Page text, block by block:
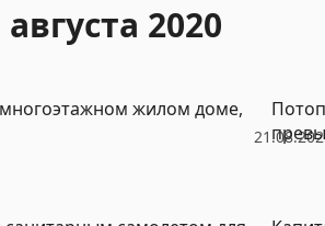
2020
жилом доме,